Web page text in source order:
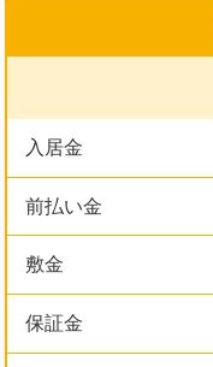
入居金
前払い金
敷金
保証金